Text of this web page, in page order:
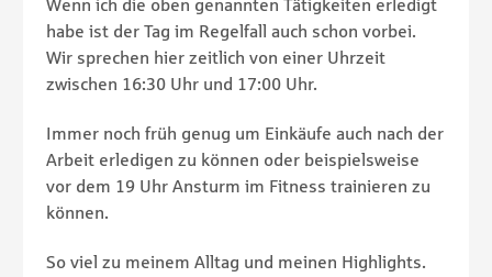
Wenn ich die oben genannten Tätigkeiten erledigt
habe ist der Tag im Regelfall auch schon vorbei.
Wir sprechen hier zeitlich von einer Uhrzeit
zwischen 16:30 Uhr und 17:00 Uhr.
Immer noch früh genug um Einkäufe auch nach der
Arbeit erledigen zu können oder beispielsweise
vor dem 19 Uhr Ansturm im Fitness trainieren zu
können.
So viel zu meinem Alltag und meinen Highlights.